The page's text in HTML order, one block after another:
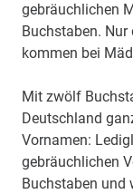
gebräuchlichen
Buchstaben.
kommen bei
Mit zwölf
Deutschland
Vornamen:
gebräuchlichen
Buchstaben und